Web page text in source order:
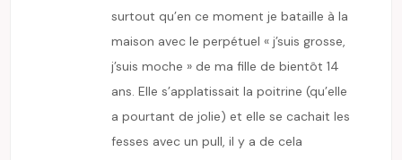
surtout qu’en ce moment je bataille à la
maison avec le perpétuel « j’suis grosse,
j’suis moche » de ma fille de bientôt 14
ans. Elle s’applatissait la poitrine (qu’elle
a pourtant de jolie) et elle se cachait les
fesses avec un pull, il y a de cela